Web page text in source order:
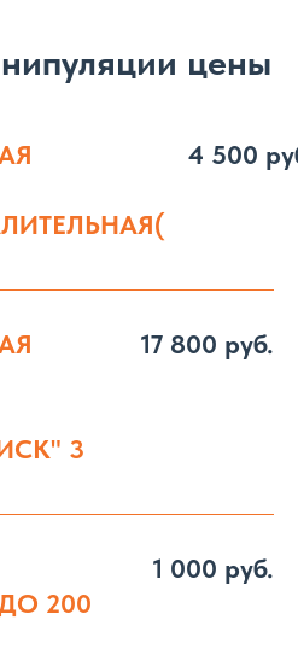
цены
4 500
3
17 800 руб.
200
1 000 руб.